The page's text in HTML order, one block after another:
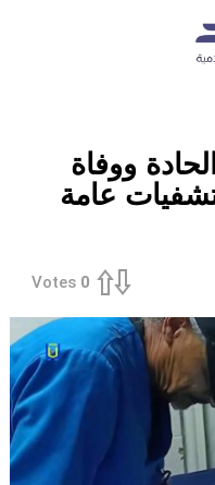
الحادة ووفاة
3 مستشفيات عامة
0
Votes